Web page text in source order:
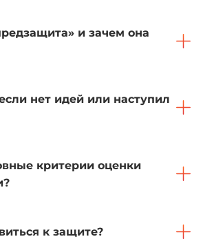
и зачем она
нет идей или наступил
критерии оценки
к защите?